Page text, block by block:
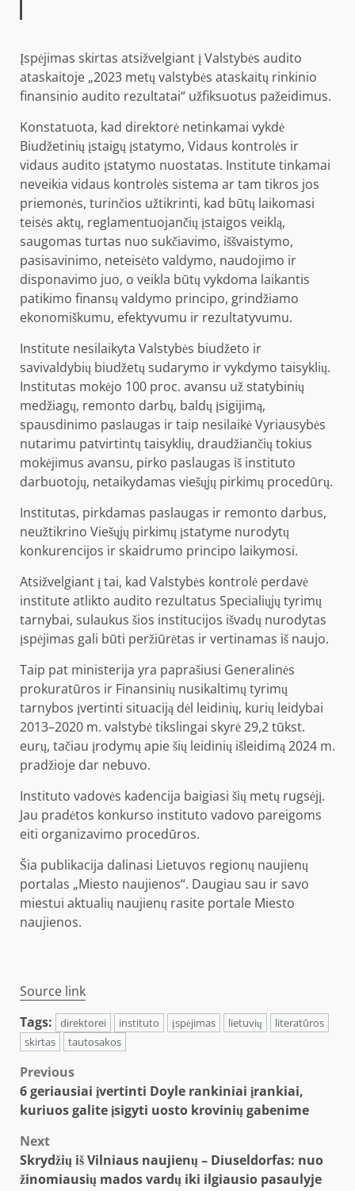
Įspėjimas skirtas atsižvelgiant į Valstybės audito
ataskaitoje „2023 metų valstybės ataskaitų rinkinio
finansinio audito rezultatai“ užfiksuotus pažeidimus.
Konstatuota, kad direktorė netinkamai vykdė
Biudžetinių įstaigų įstatymo, Vidaus kontrolės ir
vidaus audito įstatymo nuostatas. Institute tinkamai
neveikia vidaus kontrolės sistema ar tam tikros jos
priemonės, turinčios užtikrinti, kad būtų laikomasi
teisės aktų, reglamentuojančių įstaigos veiklą,
saugomas turtas nuo sukčiavimo, iššvaistymo,
pasisavinimo, neteisėto valdymo, naudojimo ir
disponavimo juo, o veikla būtų vykdoma laikantis
patikimo finansų valdymo principo, grindžiamo
ekonomiškumu, efektyvumu ir rezultatyvumu.
Institute nesilaikyta Valstybės biudžeto ir
savivaldybių biudžetų sudarymo ir vykdymo taisyklių.
Institutas mokėjo 100 proc. avansu už statybinių
medžiagų, remonto darbų, baldų įsigijimą,
spausdinimo paslaugas ir taip nesilaikė Vyriausybės
nutarimu patvirtintų taisyklių, draudžiančių tokius
mokėjimus avansu, pirko paslaugas iš instituto
darbuotojų, netaikydamas viešųjų pirkimų procedūrų.
Institutas, pirkdamas paslaugas ir remonto darbus,
neužtikrino Viešųjų pirkimų įstatyme nurodytų
konkurencijos ir skaidrumo principo laikymosi.
Atsižvelgiant į tai, kad Valstybės kontrolė perdavė
institute atlikto audito rezultatus Specialiųjų tyrimų
tarnybai, sulaukus šios institucijos išvadų nurodytas
įspėjimas gali būti peržiūrėtas ir vertinamas iš naujo.
Taip pat ministerija yra paprašiusi Generalinės
prokuratūros ir Finansinių nusikaltimų tyrimų
tarnybos įvertinti situaciją dėl leidinių, kurių leidybai
2013–2020 m. valstybė tikslingai skyrė 29,2 tūkst.
eurų, tačiau įrodymų apie šių leidinių išleidimą 2024 m.
pradžioje dar nebuvo.
Instituto vadovės kadencija baigiasi šių metų rugsėjį.
Jau pradėtos konkurso instituto vadovo pareigoms
eiti organizavimo procedūros.
Šia publikacija dalinasi Lietuvos regionų naujienų
portalas „Miesto naujienos“. Daugiau sau ir savo
miestui aktualių naujienų rasite portale Miesto
naujienos.
Source link
Tags:
direktorei instituto įspėjimas lietuvių
literatūros
skirtas
tautosakos
Post
navigation
Previous
6 geriausiai įvertinti Doyle rankiniai įrankiai,
kuriuos galite įsigyti uosto krovinių gabenime
Next
Skrydžių iš Vilniaus naujienų – Diuseldorfas: nuo
žinomiausių mados vardų iki ilgiausio pasaulyje